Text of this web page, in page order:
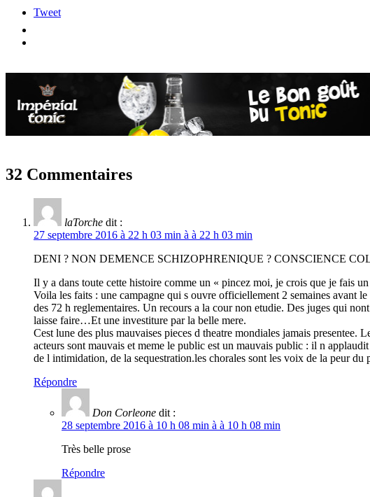
Tweet
32 Commentaires
laTorche dit :
27 septembre 2016 à 22 h 03 min à à 22 h 03 min
DENI ? NON DEMENCE SCHIZOPHRENIQUE ? CONSCIENCE
Il y a dans toute cette histoire comme un « pincez moi, je crois que je fais
Voila les faits : une campagne qui s ouvre officiellement 2 semaines avant
des 72 h reglementaires. Un recours a la cour non etudie. Des juges qui
laisse faire…Et une investiture par la belle mere.
Cest lune des plus mauvaises pieces d theatre mondiales jamais
acteurs sont mauvais et meme le public est un mauvais public : il n
de l intimidation, de la sequestration.les chorales sont les voix de la peur
Répondre
Don Corleone dit :
28 septembre 2016 à 10 h 08 min à à 10 h 08 min
Très belle prose
Répondre